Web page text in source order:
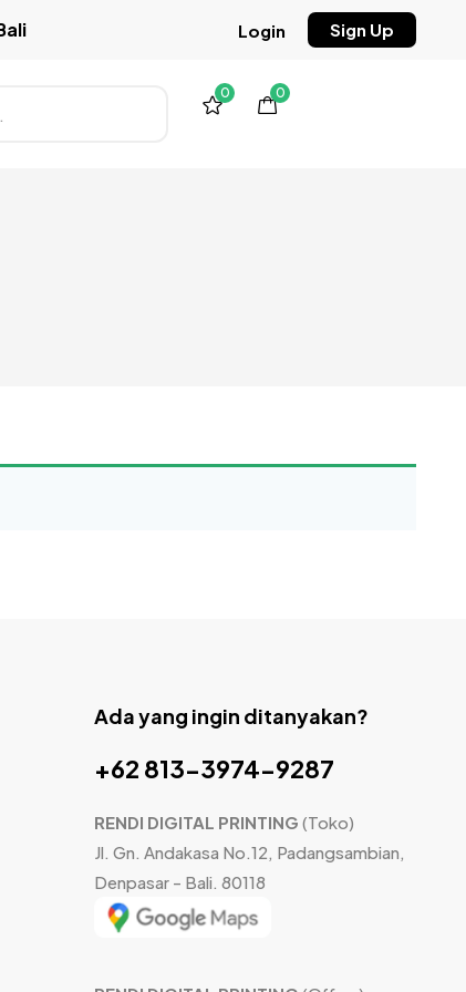
Login Sign Up
0 0
Ada yang ingin ditanyakan?
+62 813-3974-9287
RENDI DIGITAL PRINTING (Toko)
Jl. Gn. Andakasa No.12, Padangsambian,
Denpasar - Bali. 80118